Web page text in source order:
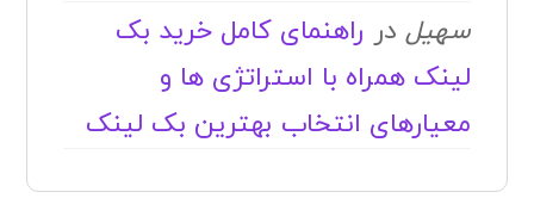
سهیل در راهنمای کامل خرید بک
لینک همراه با استراتژی ها و
معیارهای انتخاب بهترین بک لینک